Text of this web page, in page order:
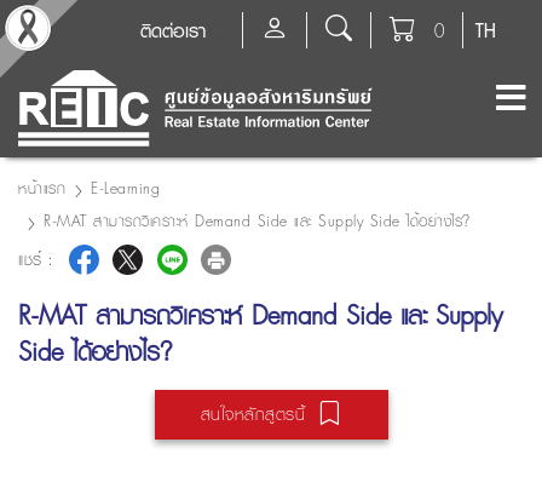
TH
0
ติดต่อเรา
หน้าแรก
E-Learning
R-MAT สามารถวิเคราะห์ Demand Side และ Supply Side ได้อย่างไร?
แชร์ :
R-MAT สามารถวิเคราะห์ Demand Side และ Supply
Side ได้อย่างไร?
สนใจหลักสูตรนี้